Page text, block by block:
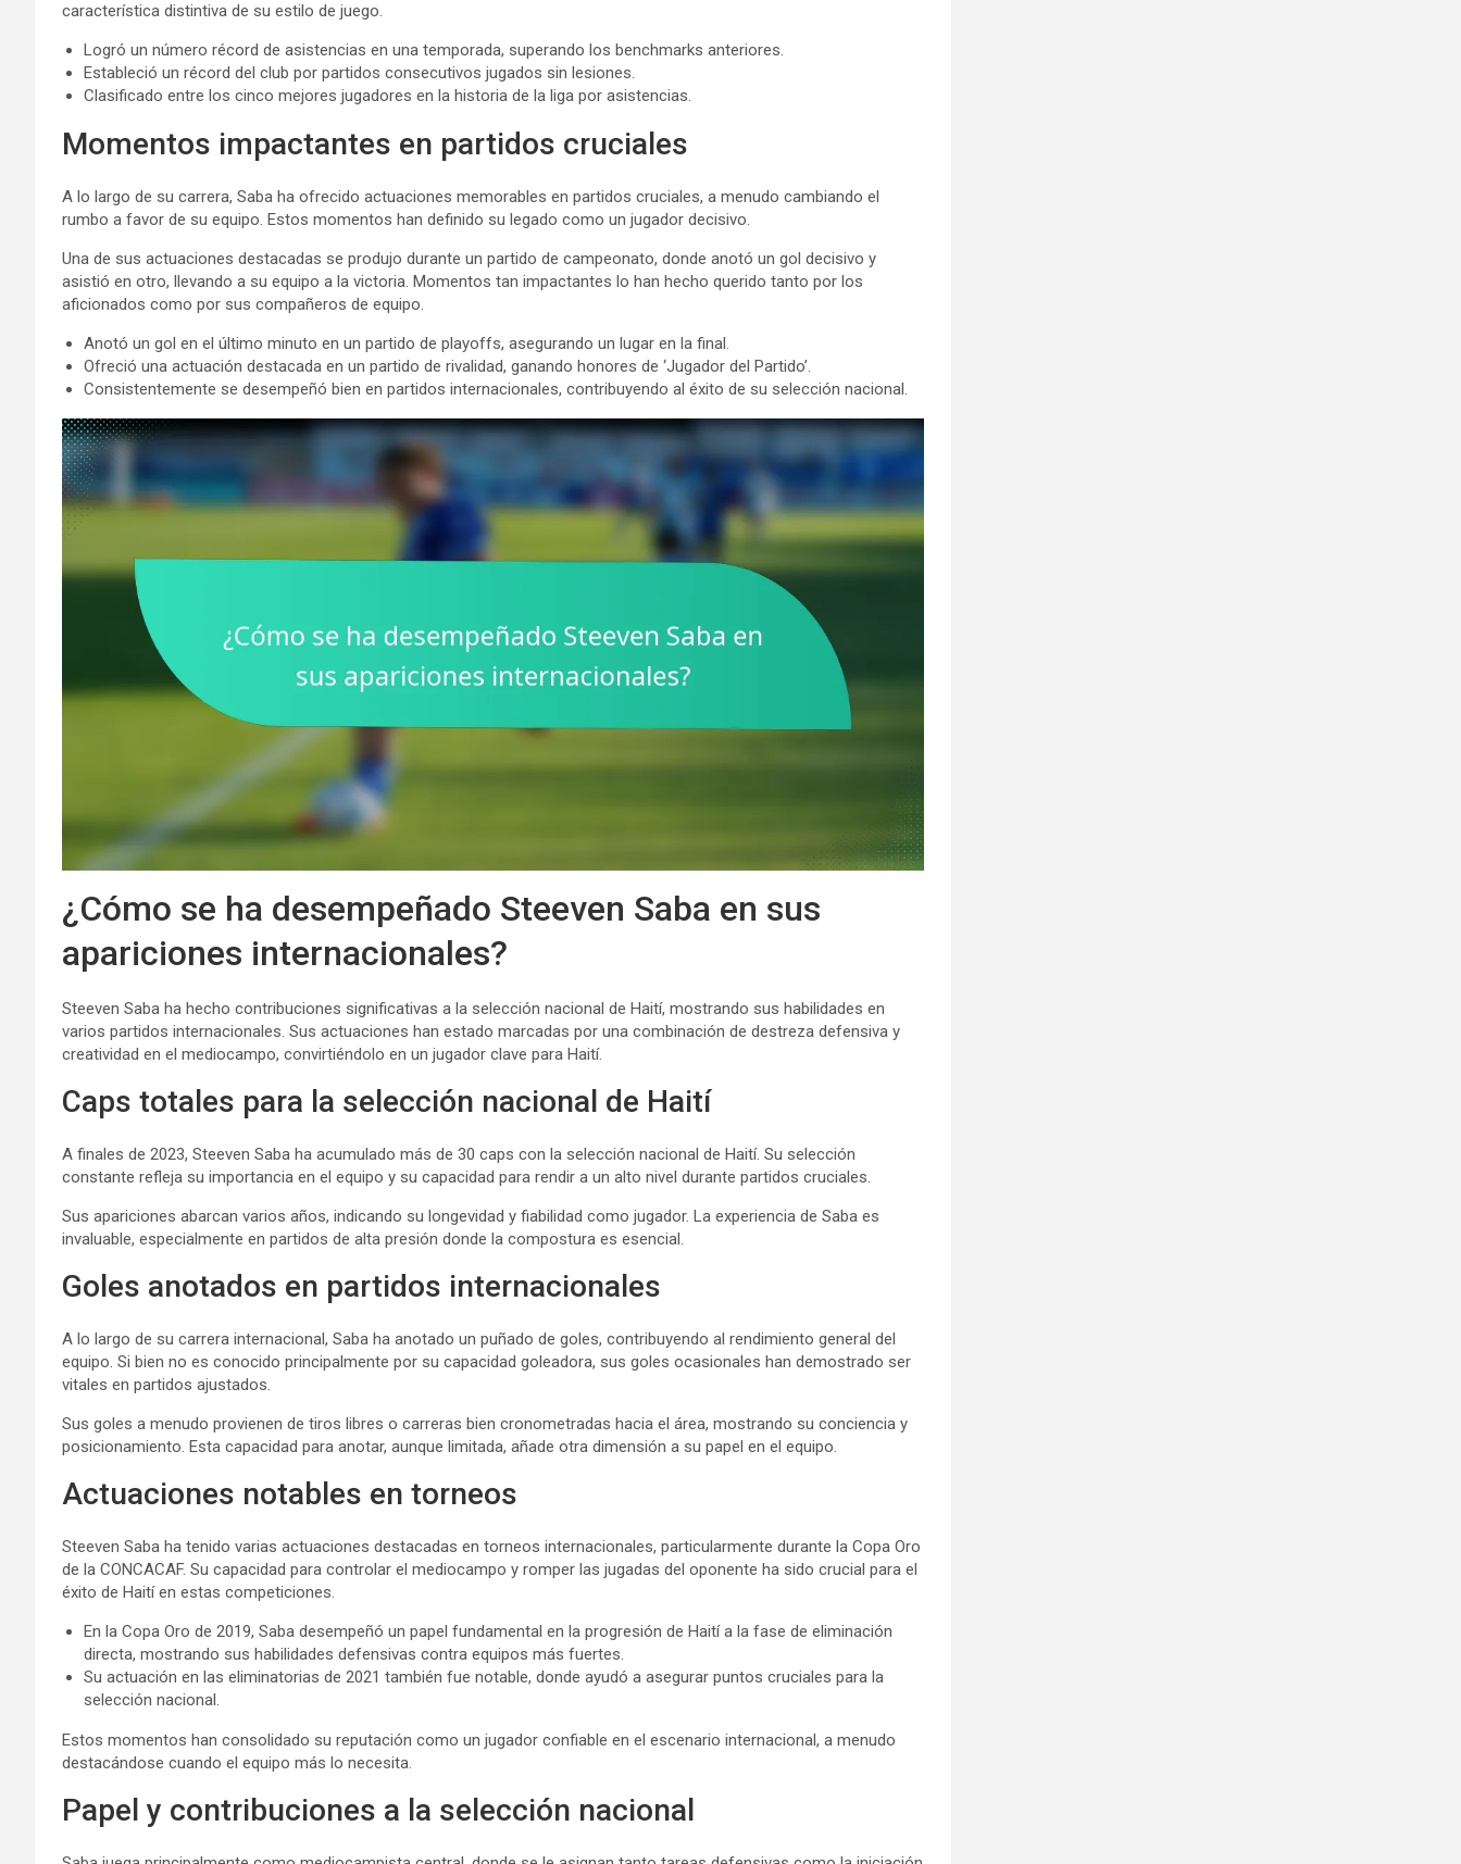
característica distintiva de su estilo de juego.
Logró un número récord de asistencias en una temporada, superando los benchmarks anteriores.
Estableció un récord del club por partidos consecutivos jugados sin lesiones.
Clasificado entre los cinco mejores jugadores en la historia de la liga por asistencias.
Momentos impactantes en partidos cruciales
A lo largo de su carrera, Saba ha ofrecido actuaciones memorables en partidos cruciales, a menudo cambiando el
rumbo a favor de su equipo. Estos momentos han definido su legado como un jugador decisivo.
Una de sus actuaciones destacadas se produjo durante un partido de campeonato, donde anotó un gol decisivo y
asistió en otro, llevando a su equipo a la victoria. Momentos tan impactantes lo han hecho querido tanto por los
aficionados como por sus compañeros de equipo.
Anotó un gol en el último minuto en un partido de playoffs, asegurando un lugar en la final.
Ofreció una actuación destacada en un partido de rivalidad, ganando honores de ‘Jugador del Partido’.
Consistentemente se desempeñó bien en partidos internacionales, contribuyendo al éxito de su selección nacional.
¿Cómo se ha desempeñado Steeven Saba en sus
apariciones internacionales?
Steeven Saba ha hecho contribuciones significativas a la selección nacional de Haití, mostrando sus habilidades en
varios partidos internacionales. Sus actuaciones han estado marcadas por una combinación de destreza defensiva y
creatividad en el mediocampo, convirtiéndolo en un jugador clave para Haití.
Caps totales para la selección nacional de Haití
A finales de 2023, Steeven Saba ha acumulado más de 30 caps con la selección nacional de Haití. Su selección
constante refleja su importancia en el equipo y su capacidad para rendir a un alto nivel durante partidos cruciales.
Sus apariciones abarcan varios años, indicando su longevidad y fiabilidad como jugador. La experiencia de Saba es
invaluable, especialmente en partidos de alta presión donde la compostura es esencial.
Goles anotados en partidos internacionales
A lo largo de su carrera internacional, Saba ha anotado un puñado de goles, contribuyendo al rendimiento general del
equipo. Si bien no es conocido principalmente por su capacidad goleadora, sus goles ocasionales han demostrado ser
vitales en partidos ajustados.
Sus goles a menudo provienen de tiros libres o carreras bien cronometradas hacia el área, mostrando su conciencia y
posicionamiento. Esta capacidad para anotar, aunque limitada, añade otra dimensión a su papel en el equipo.
Actuaciones notables en torneos
Steeven Saba ha tenido varias actuaciones destacadas en torneos internacionales, particularmente durante la Copa Oro
de la CONCACAF. Su capacidad para controlar el mediocampo y romper las jugadas del oponente ha sido crucial para el
éxito de Haití en estas competiciones.
En la Copa Oro de 2019, Saba desempeñó un papel fundamental en la progresión de Haití a la fase de eliminación
directa, mostrando sus habilidades defensivas contra equipos más fuertes.
Su actuación en las eliminatorias de 2021 también fue notable, donde ayudó a asegurar puntos cruciales para la
selección nacional.
Estos momentos han consolidado su reputación como un jugador confiable en el escenario internacional, a menudo
destacándose cuando el equipo más lo necesita.
Papel y contribuciones a la selección nacional